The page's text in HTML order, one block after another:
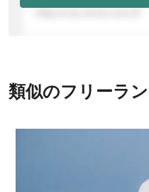
類似のフリーラ